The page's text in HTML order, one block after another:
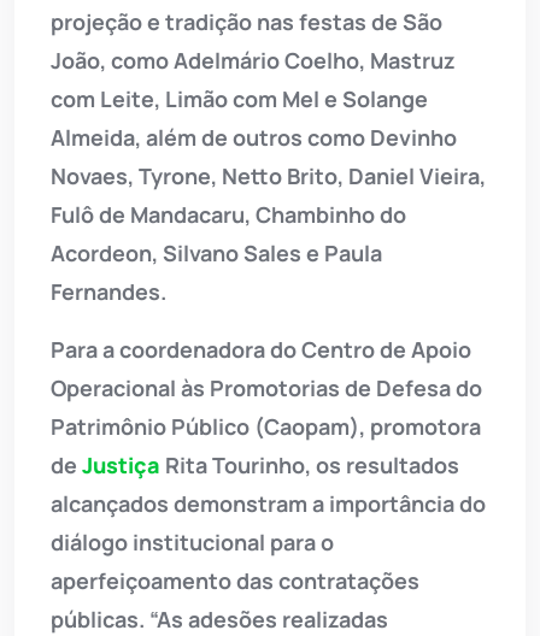
projeção e tradição nas festas de São
João, como Adelmário Coelho, Mastruz
com Leite, Limão com Mel e Solange
Almeida, além de outros como Devinho
Novaes, Tyrone, Netto Brito, Daniel Vieira,
Fulô de Mandacaru, Chambinho do
Acordeon, Silvano Sales e Paula
Fernandes.
Para a coordenadora do Centro de Apoio
Operacional às Promotorias de Defesa do
Patrimônio Público (Caopam), promotora
de Justiça Rita Tourinho, os resultados
alcançados demonstram a importância do
diálogo institucional para o
aperfeiçoamento das contratações
públicas. “As adesões realizadas